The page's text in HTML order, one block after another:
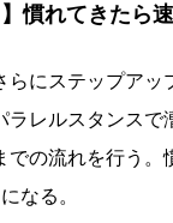
】慣れてきたら
らにステップアッ
ラレルスタンスで
での流れを行う。
なる。